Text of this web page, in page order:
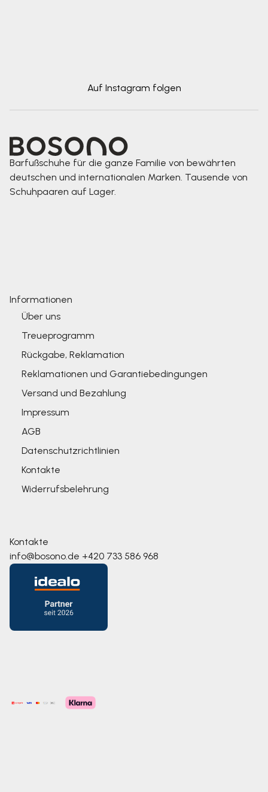
Auf Instagram folgen
Barfußschuhe für die ganze Familie von bewährten
deutschen und internationalen Marken. Tausende von
Schuhpaaren auf Lager.
Informationen
Über uns
Treueprogramm
Rückgabe, Reklamation
Reklamationen und Garantiebedingungen
Versand und Bezahlung
Impressum
AGB
Datenschutzrichtlinien
Kontakte
Widerrufsbelehrung
Kontakte
info@bosono.de +420 733 586 968